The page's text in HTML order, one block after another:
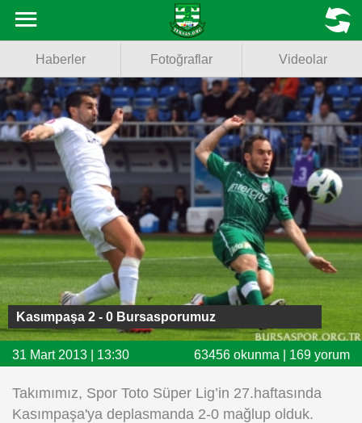
Fotoğraflar
Videolar
Basketbol
Voleybol
Puan Durumu
Fikstür
Facebook
Twitter
Instagram
MENU
Haberler Fotoğraflar Videolar
Kasımpaşa 2 - 0 Bursasporumuz
31 Mart 2013 | 13:30 63456 okunma | 169 yorum
Takımımız, Spor Toto Süper Lig’in 27.haftasında
Kasımpaşa'ya deplasmanda 2-0 mağlup olduk.